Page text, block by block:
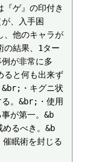
ゲ』の印付き
、入手困
、他のキャラが
の結果、1ター
が非常に多
ると何も出来ず
&br;・キグニ状
る。&br;・使用
が第一。&b
るべき。&b
眠術を封じる